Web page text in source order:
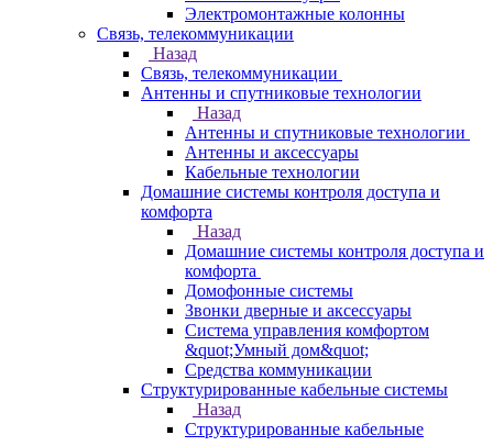
Электромонтажные колонны
Связь, телекоммуникации
Назад
Связь, телекоммуникации
Антенны и спутниковые технологии
Назад
Антенны и спутниковые технологии
Антенны и аксессуары
Кабельные технологии
Домашние системы контроля доступа и
комфорта
Назад
Домашние системы контроля доступа и
комфорта
Домофонные системы
Звонки дверные и аксессуары
Система управления комфортом
&quot;Умный дом&quot;
Средства коммуникации
Структурированные кабельные системы
Назад
Структурированные кабельные